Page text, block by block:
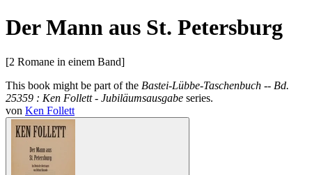
Der Mann aus St. Petersburg
[2 Romane in einem Band]
This book might be part of the Bastei-Lübbe-Taschenbuch -- Bd.
25359 : Ken Follett - Jubiläumsausgabe series.
von Ken Follett